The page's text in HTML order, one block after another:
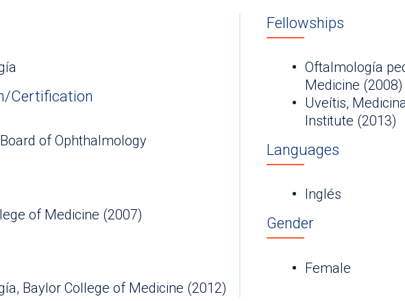
Certification
of Ophthalmology
of Medicine (2007)
Baylor College of Medicine (2012)
Fellowships
Oftalmología
Medicine (2008)
Uveítis,
Institute (2013)
Languages
Inglés
Gender
Female